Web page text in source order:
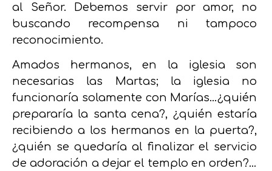
al Señor. Debemos servir por amor, no
buscando recompensa ni tampoco
reconocimiento.
Amados hermanos, en la iglesia son
necesarias las Martas; la iglesia no
funcionaría solamente con Marías…¿quién
prepararía la santa cena?, ¿quién estaría
recibiendo a los hermanos en la puerta?,
¿quién se quedaría al finalizar el servicio
de adoración a dejar el templo en orden?…